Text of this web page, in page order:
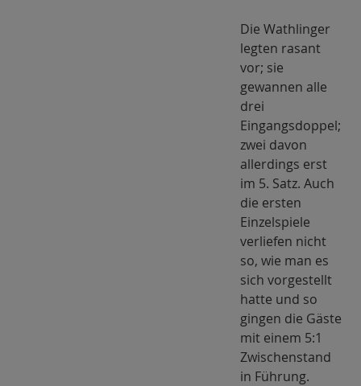
Die Wathlinger
legten rasant
vor; sie
gewannen alle
drei
Eingangsdoppel;
zwei davon
allerdings erst
im 5. Satz. Auch
die ersten
Einzelspiele
verliefen nicht
so, wie man es
sich vorgestellt
hatte und so
gingen die Gäste
mit einem 5:1
Zwischenstand
in Führung.